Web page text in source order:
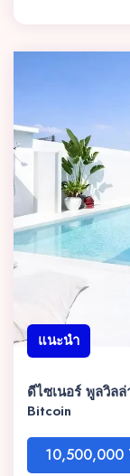
แนะนำ
ดีไซเนอร์ พูลวิล
Bitcoin
10,500,000